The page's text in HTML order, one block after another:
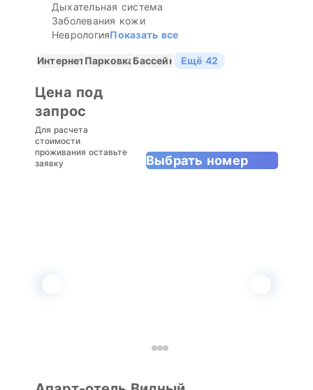
Дыхательная система
Заболевания кожи
НеврологияПоказать все
ИнтернетПарковкаБассейн Ещё 42
Цена под
запрос
Для расчета
стоимости
проживания оставьте
заявку
Выбрать номер